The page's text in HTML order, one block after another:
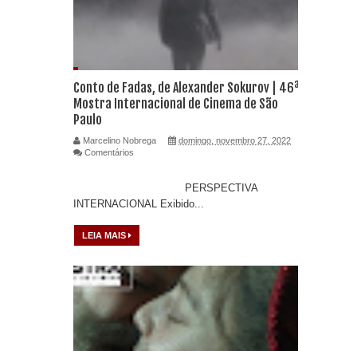
Conto de Fadas, de Alexander Sokurov | 46ª
Mostra Internacional de Cinema de São
Paulo
Marcelino Nobrega
domingo, novembro 27, 2022
Comentários
PERSPECTIVA
INTERNACIONAL Exibido...
LEIA MAIS